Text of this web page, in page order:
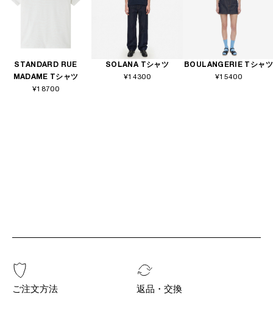
STANDARD RUE
MADAME Tシャツ
¥18700
SOLANA Tシャツ
¥14300
BOULANGERIE Tシャツ
¥15400
ご注文方法 返品・交換